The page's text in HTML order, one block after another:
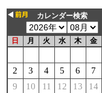
カレンダー検索
日 月 火 水 木 金
2
3 4 5 6 7
9
10 11 12 13 14